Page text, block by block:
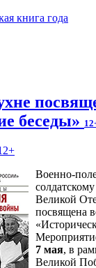
книга года
беседы»
Военно-
Великой
посвящена
7 мая, в
Великой